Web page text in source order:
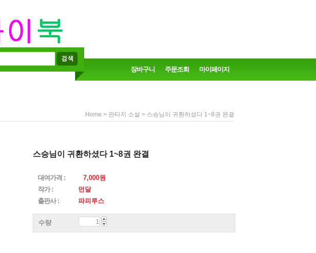
장바구니 주문조회 마이페이지
Home > 판타지 소설 > 스승님이 귀환하셨다 1~8권 완결
스승님이 귀환하셨다 1~8권 완결
대여가격 : 7,000원
작가 :
먼달
출판사 :
파피루스
수량